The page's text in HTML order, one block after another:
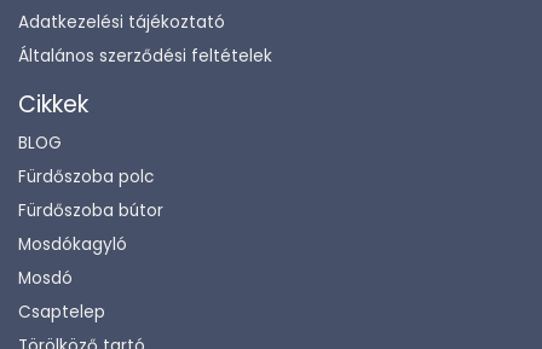
Adatkezelési tájékoztató
Általános szerződési feltételek
Cikkek
BLOG
Fürdőszoba polc
Fürdőszoba bútor
Mosdókagyló
Mosdó
Csaptelep